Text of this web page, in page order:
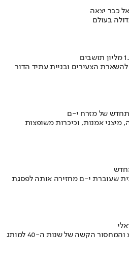
כבר יצאה
בעולם
הצעירים ובניית עתיד הדור
של מזרח י-ם
אמנות, וכיכרות משופצות
שעוברת י-ם מחזירה אותה לפסגת
איך אסם הפכה את תקופת הצנע והמחסור הקשה של שנות ה-40 למותג